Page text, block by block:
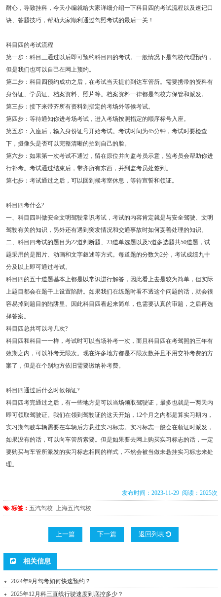
耐心，导致挂科，今天小编就给大家详细介绍一下科目四的考试流程以及速记口
诀、答题技巧，帮助大家顺利通过驾照考试的最后一关！
科目四的考试流程
第一步：科目三通过以后即可预约科目四的考试。一般情况下是驾校代理预约，
但是我们也可以自己在网上预约。
第二步：科目四预约成功之后，在考试当天提前到达车管所。需要携带的资料有
身份证、学员证、档案资料、照片等。档案资料一律都是驾校方保管和派发。
第三步：接下来带齐所有资料到指定的考场外等候考试。
第四步：等待通知你进考场考试，进入考场按照指定的顺序标号入座。
第五步：入座后，输入身份证号开始考试。考试时间为45分钟，考试时要检查
下，摄像头是否可以完整清晰的拍到自己的脸。
第六步：如果第一次考试不通过，留在原位并向监考员示意，监考员会帮助你进
行补考。考试通过结束后，带齐所有东西，并到监考员处签到。
第七步：考试通过之后，可以回到候考室休息，等待宣誓和领证。
科目四考什么?
一、科目四叫做安全文明驾驶常识考试，考试的内容肯定就是与安全驾驶、文明
驾驶有关的知识，另外还有遇到突发情况和交通事故时如何妥善处理的知识。
二、科目四考试的题目为22道判断题、23道单选题以及5道多选题共50道题，试
题采用的是图片、动画和文字叙述等方式。每道题的分数为2分，考试成绩九十
分及以上即可通过考试。
科目四的五十道题基本上都是以常识进行解答，因此看上去是较为简单，但实际
上题目都会在题干上设置陷阱。如果我们在练题时看不透这个问题的话，就会很
容易掉到题目的陷阱里。因此科目四看起来简单，也需要认真的审题，之后再选
择答案。
科目四总共可以考几次?
科目四和科目一一样，考试时可以当场补考一次，而且科目四在考驾照的三年有
效期之内，可以补考无限次。现在许多地方都是不限次数并且不用交补考费的方
案了，但是在个别地方依旧需要缴纳补考费。
科目四通过后什么时候领证?
科目四考完通过之后，有一些地方是可以当场领取驾驶证，最多也就是一两天内
即可领取驾驶证。我们在领到驾驶证的这天开始，12个月之内都是算实习期内，
实习期驾驶车辆需要在车辆后方悬挂实习标志。实习标志一般会在领证时派发，
如果没有的话，可以向车管所索要。但是如果要去网上购买实习标志的话，一定
要购买与车管所派发的实习标志相同的样式，不然会被当做未悬挂实习标志来处
理。
发布时间：2023-11-29 阅读：2025次
标签： 五汽驾校 上海五汽驾校
上一篇 下一篇 返回列表
相关信息
2024年9月驾考如何快速预约？
2025年12月科三直线行驶速度到底控多少？